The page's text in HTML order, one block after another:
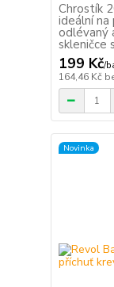
Chrostík
ideální na
odlévaný
skleničce
199 Kč/
164,46 Kč
Novinka